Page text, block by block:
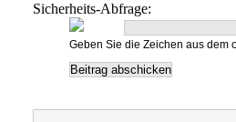
Sicherheits-Abfrage:
Geben Sie die Zeichen aus dem